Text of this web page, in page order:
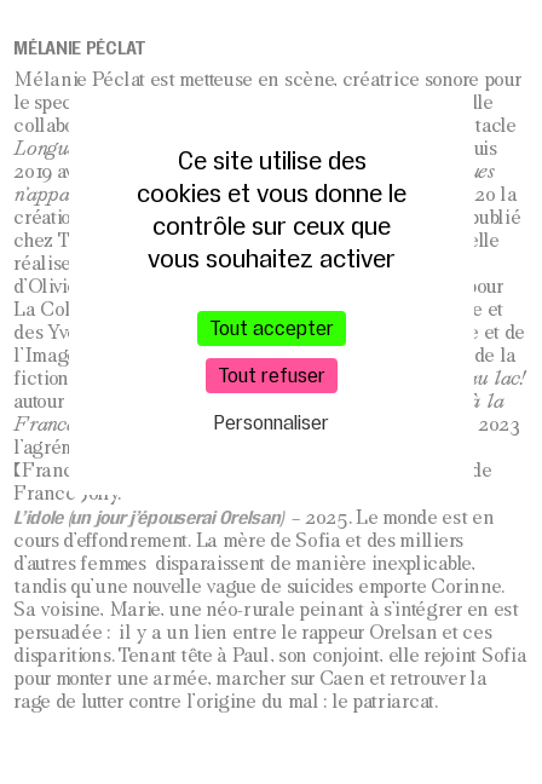
MÉLANIE PÉCLAT
Mélanie Péclat est metteuse en scène, créatrice sonore pour
le spectacle vivant et réalisatrice de fictions sonores. Elle
collabore en 2018 avec Bérangère Vantusso sur le spectacle
Longueur d’Ondes
, crée des déambulations sonores depuis
2019 avec Lola Naymark dans le cadre du projet
Les rues
n’appartiennent en principe à personneet assure en 2020 la
création sonore deL’Araignéede Charlotte Lagrange, publié
chez Théâtre Ouvert éditions | TAPUSCRIT. En 2022, elle
réalise pour Wave Audio l’adaptation du roman
d’Olivier Norek. En tant que formatrice, elle intervient pour
La Colline – théâtre national, le Théâtre de Sartrouville et
des Yvellines, le Théâtre Dunois et la Maison du Geste et de
l’Image, dans le cadre d’un travail pédagogique autour de la
fiction sonore. Elle crée en 2020 la compagnie
Le feu au lac!
autour du projet
Est-ce qu’il y a quelqu’un ici qui pense à la
France?
, qu’elle adapte et met en scène. Elle obtient en 2023
l’agrément de réalisatrice de fictions à Radio France
(France Inter et France Culture) avec
, de
France Jolly.
L’idole (un jour j’épouserai Orelsan)– 2025. Le monde est en
cours d’effondrement. La mère de Sofia et des milliers
d’autres femmes disparaissent de manière inexplicable,
tandis qu’une nouvelle vague de suicides emporte Corinne.
Sa voisine, Marie, une néo-rurale peinant à s’intégrer en est
persuadée : il y a un lien entre le rappeur Orelsan et ces
disparitions. Tenant tête à Paul, son conjoint, elle rejoint Sofia
pour monter une armée, marcher sur Caen et retrouver la
rage de lutter contre l’origine du mal : le patriarcat.
Ce site utilise des
cookies et vous donne le
contrôle sur ceux que
vous souhaitez activer
Tout accepter
Tout refuser
Personnaliser